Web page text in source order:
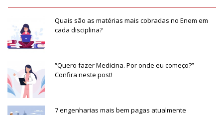
Quais são as matérias mais cobradas no Enem em
cada disciplina?
“Quero fazer Medicina. Por onde eu começo?”
Confira neste post!
7 engenharias mais bem pagas atualmente